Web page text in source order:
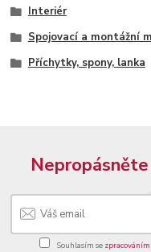
Interiér
Spojovací a montážní
Příchytky, spony, lanka
Souhlasím se